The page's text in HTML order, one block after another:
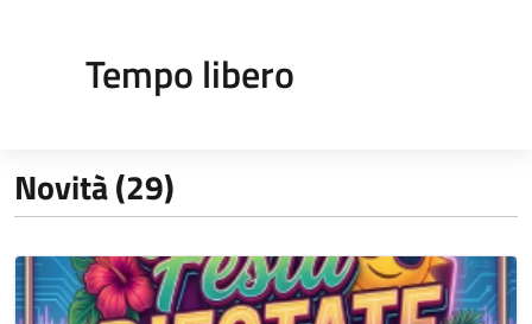
Tempo libero
Novità (29)